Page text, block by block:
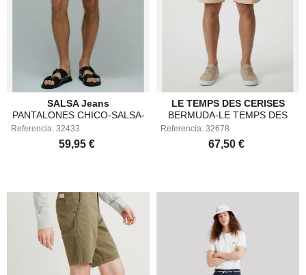
SALSA Jeans
PANTALONES CHICO-SALSA-
21011231-830
Referencia: 32433
59,95 €
LE TEMPS DES CERISES
BERMUDA-LE TEMPS DES
CERISES-PHCERDA00WPIG-
IVORY
Referencia: 32678
67,50 €